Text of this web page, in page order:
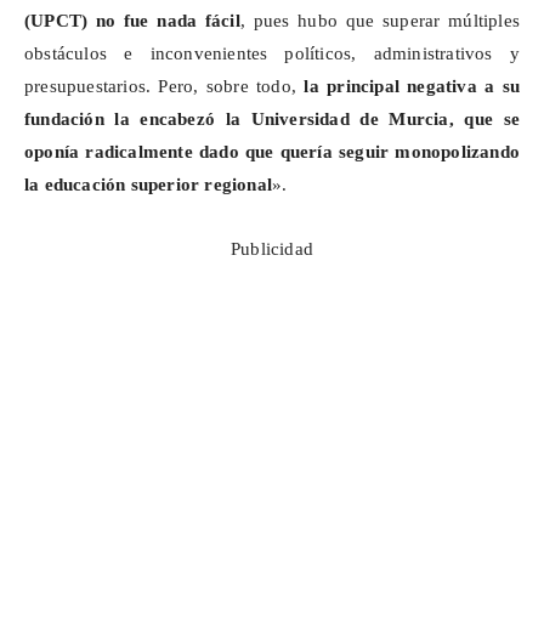
(UPCT) no fue nada fácil, pues hubo que superar múltiples
obstáculos e inconvenientes políticos, administrativos y
presupuestarios. Pero, sobre todo,la principal negativa a su
fundación la encabezó la Universidad de Murcia, que se
oponía radicalmente dado que quería seguir monopolizando
la educación superior regional».
Publicidad